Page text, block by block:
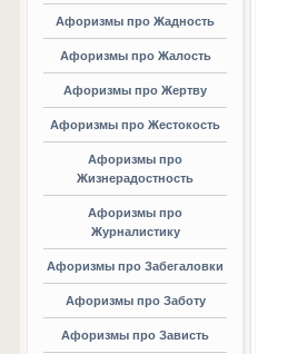
Афоризмы про Жадность
Афоризмы про Жалость
Афоризмы про Жертву
Афоризмы про Жестокость
Афоризмы про
Жизнерадостность
Афоризмы про
Журналистику
Афоризмы про Забегаловки
Афоризмы про Заботу
Афоризмы про Зависть